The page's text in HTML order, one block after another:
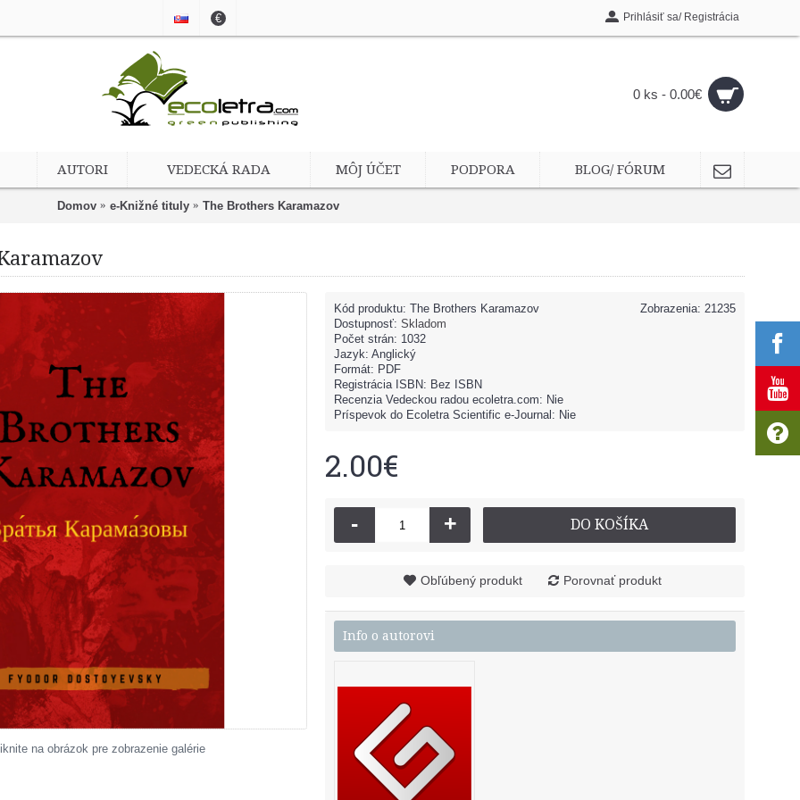
€ Prihlásiť sa/ Registrácia
0 ks - 0.00€
AUTORI VEDECKÁ RADA MÔJ ÚČET PODPORA BLOG/ FÓRUM
Domov e-Knižné tituly The Brothers Karamazov
na obrázok pre zobrazenie galérie
Zobrazenia: 21235
Kód produktu: The Brothers Karamazov
Dostupnosť: Skladom
Počet strán: 1032
Jazyk: Anglický
Formát: PDF
Registrácia ISBN: Bez ISBN
Recenzia Vedeckou radou ecoletra.com: Nie
Príspevok do Ecoletra Scientific e-Journal: Nie
2.00€
- + DO KOŠÍKA
Obľúbený produkt Porovnať produkt
Info o autorovi